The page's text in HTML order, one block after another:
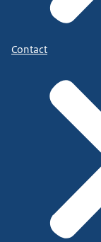
Contact